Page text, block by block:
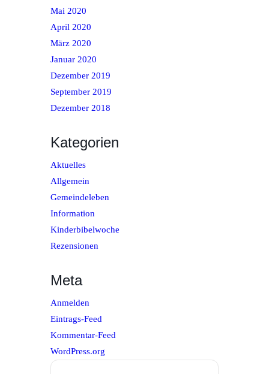
Mai 2020
April 2020
März 2020
Januar 2020
Dezember 2019
September 2019
Dezember 2018
Kategorien
Aktuelles
Allgemein
Gemeindeleben
Information
Kinderbibelwoche
Rezensionen
Meta
Anmelden
Eintrags-Feed
Kommentar-Feed
WordPress.org